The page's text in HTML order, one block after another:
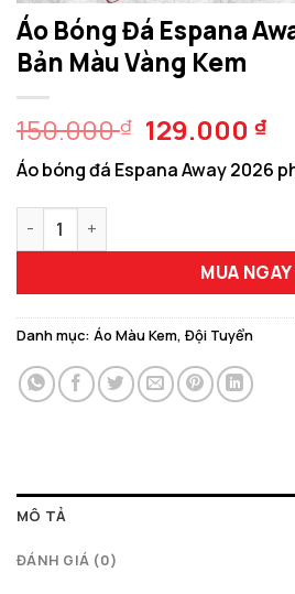
Áo Bóng Đá Espana
Bản Màu Vàng Kem
150.000₫ Giá
gốc
là:
129.000₫Giá
Áo bóng đá Espana Away 2026
Áo Bóng Đá Espana Away 2026
MUA NGAY
Danh mục: Áo Màu Kem, Đội Tuyển
MÔ TẢ
ĐÁNH GIÁ (0)